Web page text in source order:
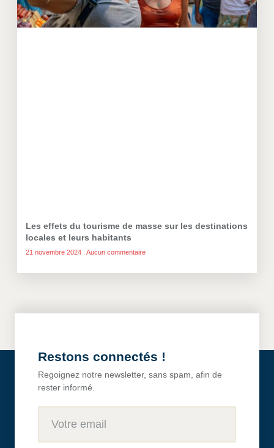
Les effets du tourisme de masse sur les destinations
locales et leurs habitants
21 novembre 2024 Aucun commentaire
Restons connectés !
Regoignez notre newsletter, sans spam, afin de
rester informé.